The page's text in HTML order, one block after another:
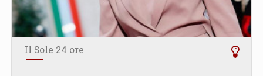
Il Sole 24 ore